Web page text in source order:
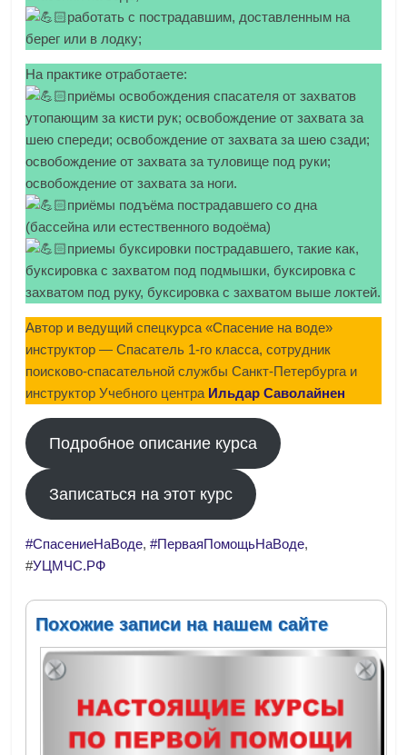
работать с пострадавшим, доставленным на
берег или в лодку;
На практике отработаете:
приёмы освобождения спасателя от захватов
утопающим за кисти рук; освобождение от захвата за
шею спереди; освобождение от захвата за шею сзади;
освобождение от захвата за туловище под руки;
освобождение от захвата за ноги.
приёмы подъёма пострадавшего со дна
(бассейна или естественного водоёма)
приемы буксировки пострадавшего, такие как,
буксировка с захватом под подмышки, буксировка с
захватом под руку, буксировка с захватом выше локтей.
Автор и ведущий спецкурса «Спасение на воде»
инструктор — Спасатель 1-го класса, сотрудник
поисково-спасательной службы Санкт-Петербурга и
инструктор Учебного центра Ильдар Саволайнен
Подробное описание курса
Записаться на этот курс
#СпасениеНаВоде,#ПерваяПомощьНаВоде,
#УЦМЧС.РФ
Похожие записи на нашем сайте